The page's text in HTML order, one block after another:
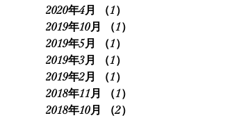
2020年4月
（1）
2019年10月
（1）
2019年5月
（1）
2019年3月
（1）
2019年2月
（1）
2018年11月
（1）
2018年10月
（2）